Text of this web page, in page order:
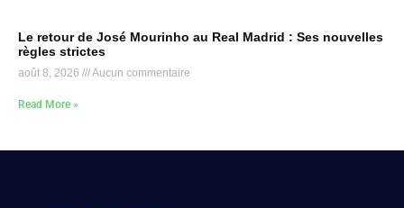
Le retour de José Mourinho au Real Madrid : Ses nouvelles
règles strictes
août 8, 2026 Aucun commentaire
Read More »